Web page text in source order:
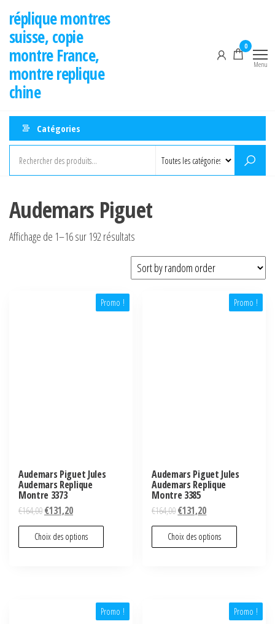
contenu
réplique montres
suisse, copie
montre France,
montre replique
chine
0
Menu
Catégories
Audemars Piguet
Affichage de 1–16 sur 192 résultats
Promo !
Audemars Piguet Jules
Audemars Replique
Montre 3373
€164,00€131,20
Choix des options
Promo !
Audemars Piguet Jules
Audemars Replique
Montre 3385
€164,00€131,20
Choix des options
Promo ! Promo !